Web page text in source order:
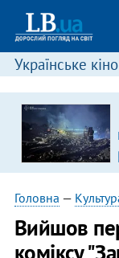
Українське кіно
Головна —
Вийшов
коміксу